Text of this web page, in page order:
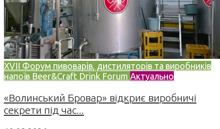
XVII Форум пивоварів, дистиляторів та виробників
напоїв Beer&Craft Drink Forum Актуально
«Волинський Бровар» відкриє виробничі
секрети під час...